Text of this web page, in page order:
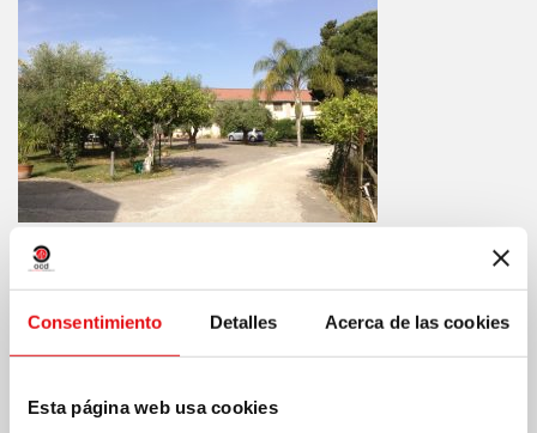
Consentimiento Detalles Acerca de las cookies
Esta página web usa cookies
Compartir en: